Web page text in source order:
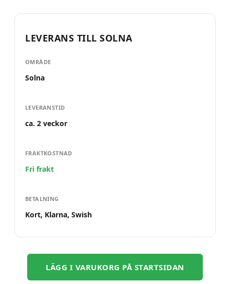
LEVERANS TILL SOLNA
OMRÅDE
Solna
LEVERANSTID
ca. 2 veckor
FRAKTKOSTNAD
Fri frakt
BETALNING
Kort, Klarna, Swish
LÄGG I VARUKORG PÅ STARTSIDAN